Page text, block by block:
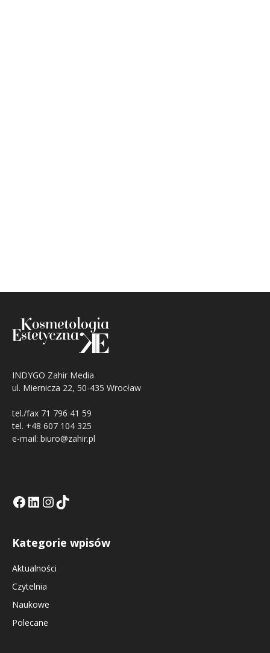
INDYGO Zahir Media
ul. Miernicza 22, 50-435 Wrocław
tel./fax 71 796 41 59
tel. +48 607 104 325
e-mail: biuro@zahir.pl
Facebook
LinkedIn
Tik Tok KEInstagramm KE
Kategorie wpisów
Aktualności
Czytelnia
Naukowe
Polecane